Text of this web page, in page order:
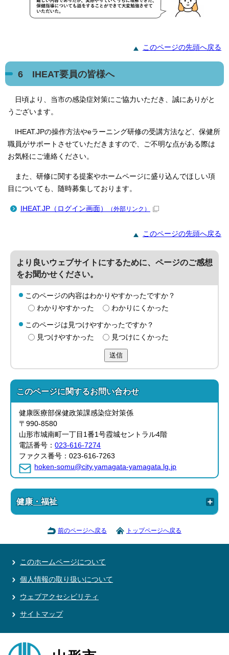
このページの先頭へ戻る
6 IHEAT要員の皆様へ
日頃より、当市の感染症対策にご協力いただき、誠にありがと
うございます。
IHEAT.JPの操作方法やeラーニング研修の受講方法など、保健所
職員がサポートさせていただきますので、ご不明な点がある際は
お気軽にご連絡ください。
また、研修に関する提案やホームページに盛り込んでほしい項
目についても、随時募集しております。
IHEAT.JP（ログイン画面） （外部リンク）
このページの先頭へ戻る
より良いウェブサイトにするために、ページのご感想
をお聞かせください。
このページの内容はわかりやすかったですか？
わかりやすかった
わかりにくかった
このページは見つけやすかったですか？
見つけやすかった
見つけにくかった
送信
このページに関するお問い合わせ
健康医療部保健政策課感染症対策係
〒990-8580
山形市城南町一丁目1番1号霞城セントラル4階
電話番号：023-616-7274
ファクス番号：023-616-7263
hoken-somu@city.yamagata-yamagata.lg.jp
健康・福祉
前のページへ戻る トップページへ戻る
このホームページについて
個人情報の取り扱いについて
ウェブアクセシビリティ
サイトマップ